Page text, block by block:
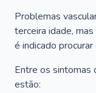
Problemas
terceira idade,
é indicado
Entre os sintomas
estão: